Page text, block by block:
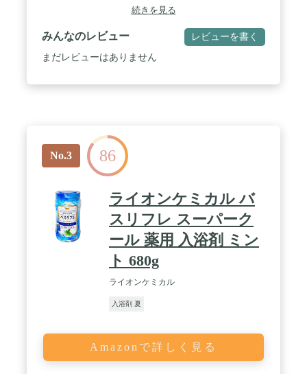
続きを見る
みんなのレビュー レビューを書く
まだレビューはありません
No.3 86
ライオンケミカル バ
スリフレ スーパーク
ール 薬用 入浴剤 ミン
ト 680g
ライオンケミカル
入浴剤 夏
Amazonで詳しく見る